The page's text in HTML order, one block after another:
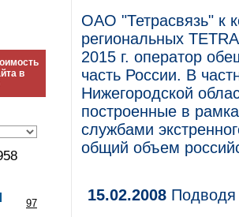
в
97
ОАО "Тетрасвязь" к
региональных
2015 г. оператор
часть России. В
Нижегородской
построенные в
службами
общий объем
15.02.2008 Подводя